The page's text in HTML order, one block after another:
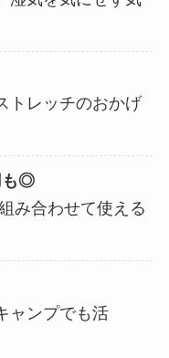
トレッチのおかげ
も◎
み合わせて使える
ャンプでも活